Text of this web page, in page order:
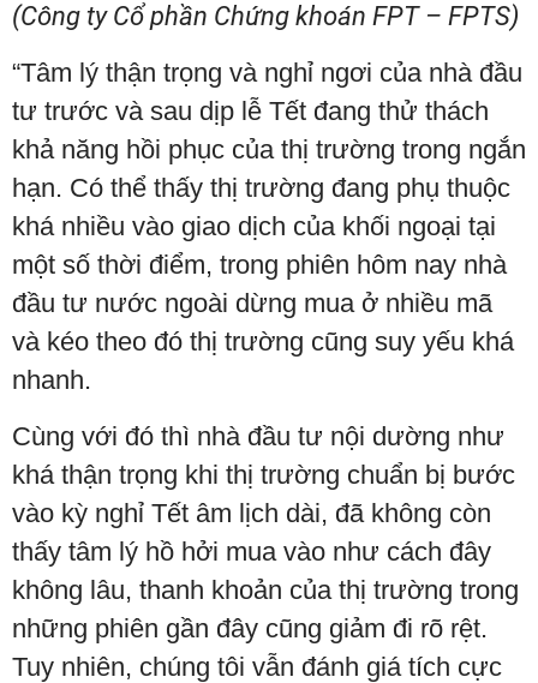
(Công ty Cổ phần Chứng khoán FPT – FPTS)
“Tâm lý thận trọng và nghỉ ngơi của nhà đầu
tư trước và sau dịp lễ Tết đang thử thách
khả năng hồi phục của thị trường trong ngắn
hạn. Có thể thấy thị trường đang phụ thuộc
khá nhiều vào giao dịch của khối ngoại tại
một số thời điểm, trong phiên hôm nay nhà
đầu tư nước ngoài dừng mua ở nhiều mã
và kéo theo đó thị trường cũng suy yếu khá
nhanh.
Cùng với đó thì nhà đầu tư nội dường như
khá thận trọng khi thị trường chuẩn bị bước
vào kỳ nghỉ Tết âm lịch dài, đã không còn
thấy tâm lý hồ hởi mua vào như cách đây
không lâu, thanh khoản của thị trường trong
những phiên gần đây cũng giảm đi rõ rệt.
Tuy nhiên, chúng tôi vẫn đánh giá tích cực